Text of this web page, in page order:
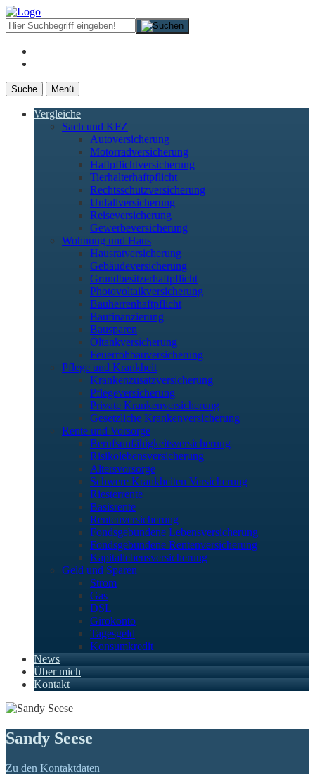
Suche Menü
Vergleiche
Sach und KFZ
Autoversicherung
Motorradversicherung
Haftpflichtversicherung
Tierhalterhaftpflicht
Rechtsschutzversicherung
Unfallversicherung
Reiseversicherung
Gewerbeversicherung
Wohnung und Haus
Hausratversicherung
Gebäudeversicherung
Grundbesitzerhaftpflicht
Photovoltaikversicherung
Bauherrenhaftpflicht
Baufinanzierung
Bausparen
Öltankversicherung
Feuerrohbauversicherung
Pflege und Krankheit
Krankenzusatzversicherung
Pflegeversicherung
Private Krankenversicherung
Gesetzliche Krankenversicherung
Rente und Vorsorge
Berufs­unfähigkeitsversicherung
Risikolebensversicherung
Altersvorsorge
Schwere Krankheiten Versicherung
Riesterrente
Basisrente
Rentenversicherung
Fondsgebundene Lebensversicherung
Fondsgebundene Rentenversicherung
Kapitallebensversicherung
Geld und Sparen
Strom
Gas
DSL
Girokonto
Tagesgeld
Konsumkredit
News
Über mich
Kontakt
Sandy Seese
Zu den Kontaktdaten